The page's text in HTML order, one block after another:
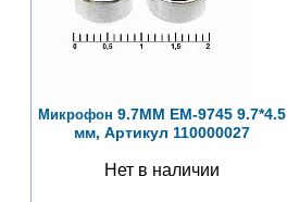
Микрофон 9.7ММ EM-9745 9.7*4.5
мм, Артикул 110000027
Нет в наличии